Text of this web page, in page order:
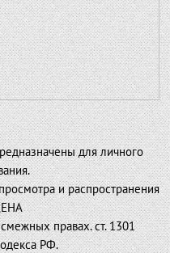
для личного
и распространения
правах. ст. 1301
РФ.